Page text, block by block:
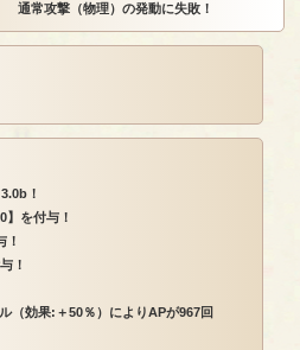
通常攻撃（物理）の発動に失敗！
！
】を付与！
！
！
（効果:＋50％）によりAPが967回